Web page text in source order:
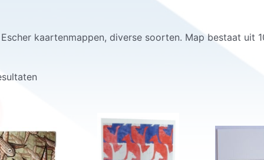
kaartenmappen, diverse soorten. Map bestaat uit